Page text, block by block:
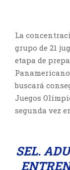
La
grupo de 21
etapa de
buscará
Juegos
segunda vez
SEL.